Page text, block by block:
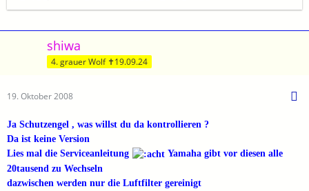
shiwa
4. grauer Wolf ✝19.09.24
19. Oktober 2008
Ja Schutzengel , was willst du da kontrollieren ?
Da ist keine Version
Lies mal die Serviceanleitung
Yamaha gibt vor diesen alle
20tausend zu Wechseln
dazwischen werden nur die Luftfilter gereinigt